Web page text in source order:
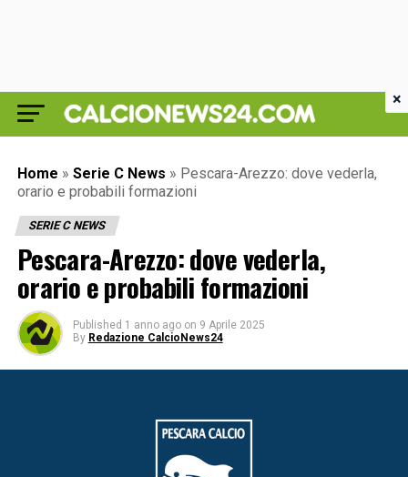
Home » Serie C News » Pescara-Arezzo: dove vederla,
orario e probabili formazioni
SERIE C NEWS
Pescara-Arezzo: dove vederla,
orario e probabili formazioni
Published 1 anno ago on 9 Aprile 2025
By Redazione CalcioNews24
×